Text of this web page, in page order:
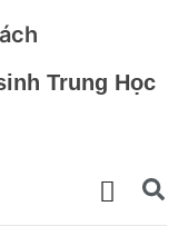
Trung Học